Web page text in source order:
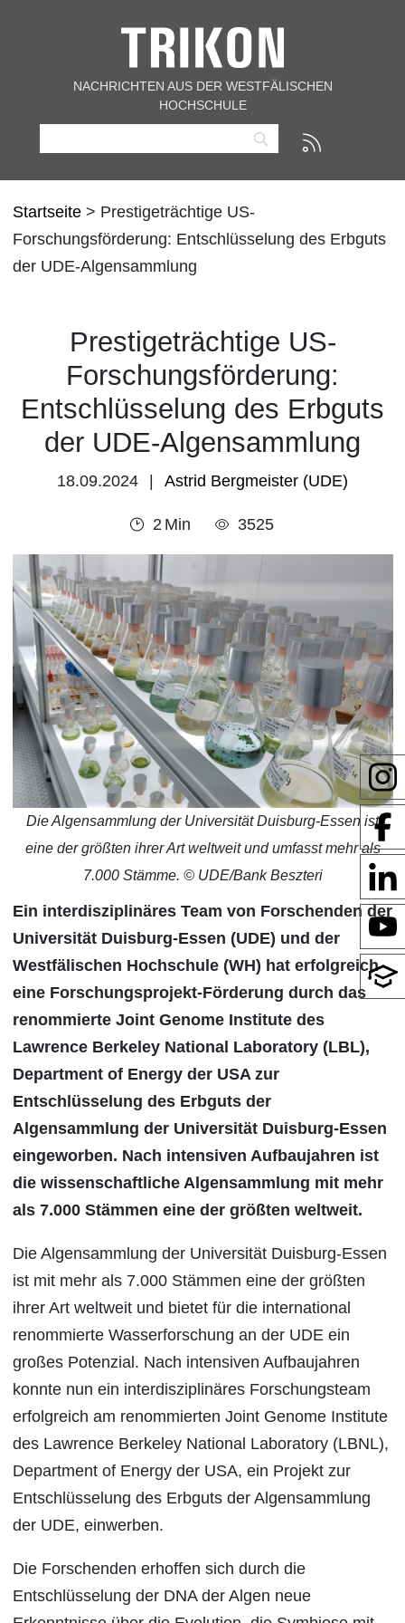
NACHRICHTEN AUS DER WESTFÄLISCHEN
HOCHSCHULE
Startseite > Prestigeträchtige US-
Forschungsförderung: Entschlüsselung des Erbguts
der UDE-Algensammlung
Prestigeträchtige US-
Forschungsförderung:
Entschlüsselung des Erbguts
der UDE-Algensammlung
18.09.2024 Astrid Bergmeister (UDE)
2 Min 3525
Die Algensammlung der Universität Duisburg-Essen ist
eine der größten ihrer Art weltweit und umfasst mehr als
7.000 Stämme. © UDE/Bank Beszteri
Ein interdisziplinäres Team von Forschenden der
Universität Duisburg-Essen (UDE) und der
Westfälischen Hochschule (WH) hat erfolgreich
eine Forschungsprojekt-Förderung durch das
renommierte Joint Genome Institute des
Lawrence Berkeley National Laboratory (LBL),
Department of Energy der USA zur
Entschlüsselung des Erbguts der
Algensammlung der Universität Duisburg-Essen
eingeworben. Nach intensiven Aufbaujahren ist
die wissenschaftliche Algensammlung mit mehr
als 7.000 Stämmen eine der größten weltweit.
Die Algensammlung der Universität Duisburg-Essen
ist mit mehr als 7.000 Stämmen eine der größten
ihrer Art weltweit und bietet für die international
renommierte Wasserforschung an der UDE ein
großes Potenzial. Nach intensiven Aufbaujahren
konnte nun ein interdisziplinäres Forschungsteam
erfolgreich am renommierten Joint Genome Institute
des Lawrence Berkeley National Laboratory (LBNL),
Department of Energy der USA, ein Projekt zur
Entschlüsselung des Erbguts der Algensammlung
der UDE, einwerben.
Die Forschenden erhoffen sich durch die
Entschlüsselung der DNA der Algen neue